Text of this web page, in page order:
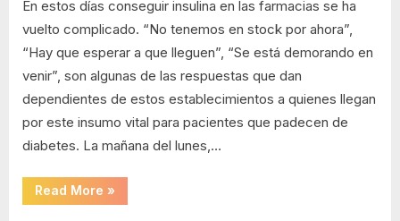
en
stock
por
ahora’,
demorando
en
En estos días conseguir insulina en las farmacias se ha
vuelto complicado. “No tenemos en stock por ahora”,
“Hay que esperar a que lleguen”, “Se está demorando en
venir”, son algunas de las respuestas que dan
dependientes de estos establecimientos a quienes llegan
por este insumo vital para pacientes que padecen de
diabetes. La mañana del lunes,…
Read More “‘No
tenemos
»